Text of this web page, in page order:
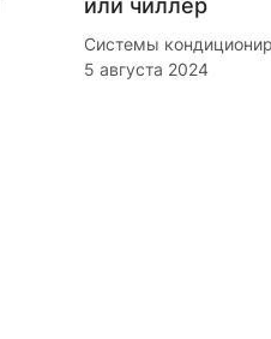
или чиллер
Системы
5 августа 2024